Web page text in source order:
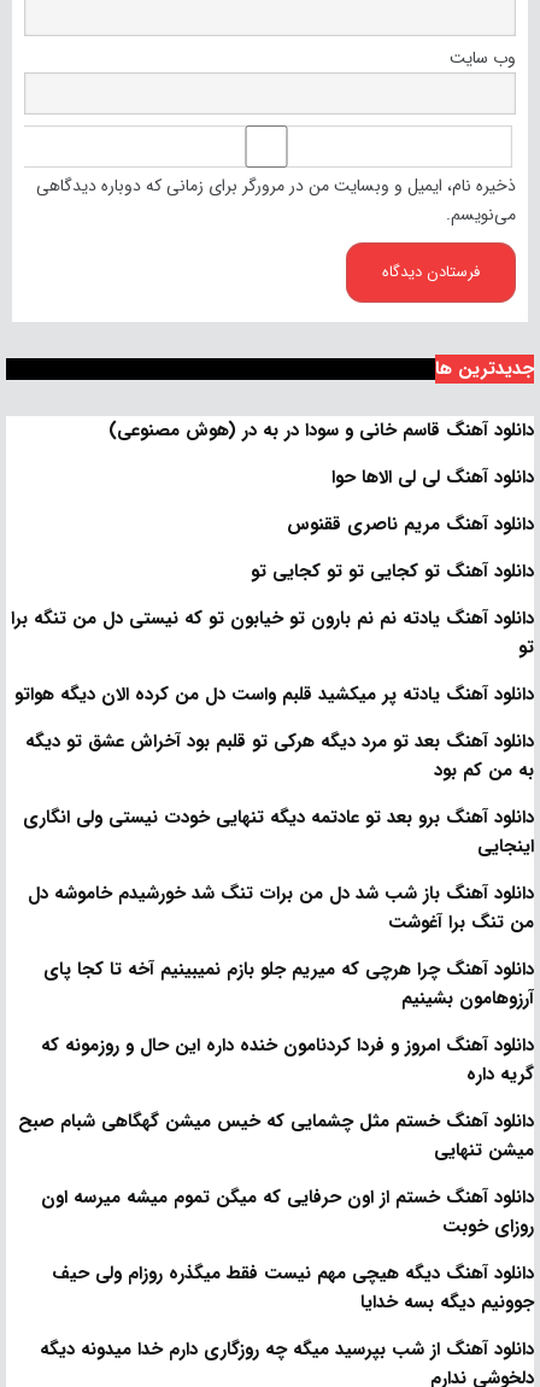
وب‌ سایت
ذخیره نام، ایمیل و وبسایت من در مرورگر برای زمانی که دوباره دیدگاهی
می‌نویسم.
جدیدترین ها
دانلود آهنگ قاسم خانی و سودا در به در (هوش مصنوعی)
دانلود آهنگ لی لی الاها حوا
دانلود آهنگ مریم ناصری ققنوس
دانلود آهنگ تو کجایی تو تو کجایی تو
دانلود آهنگ یادته نم نم بارون تو خیابون تو که نیستی دل من تنگه برا
تو
دانلود آهنگ یادته پر میکشید قلبم واست دل من کرده الان دیگه هواتو
دانلود آهنگ بعد تو مرد دیگه هرکی تو قلبم بود آخراش عشق تو دیگه
به من کم بود
دانلود آهنگ برو بعد تو عادتمه دیگه تنهایی خودت نیستی ولی انگاری
اینجایی
دانلود آهنگ باز شب شد دل من برات تنگ شد خورشیدم خاموشه دل
من تنگ برا آغوشت
دانلود آهنگ چرا هرچی که میریم جلو بازم نمیبینیم آخه تا کجا پای
آرزوهامون بشینیم
دانلود آهنگ امروز و فردا کردنامون خنده داره این حال و روزمونه که
گریه داره
دانلود آهنگ خستم مثل چشمایی که خیس میشن گهگاهی شبام صبح
میشن تنهایی
دانلود آهنگ خستم از اون حرفایی که میگن تموم میشه میرسه اون
روزای خوبت
دانلود آهنگ دیگه هیچی مهم نیست فقط میگذره روزام ولی حیف
جوونیم دیگه بسه خدایا
دانلود آهنگ از شب بپرسید میگه چه روزگاری دارم خدا میدونه دیگه
دلخوشی ندارم